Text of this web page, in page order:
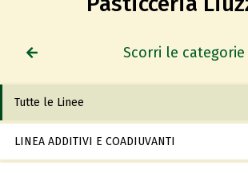
Scorri le categorie
Tutte le Linee
LINEA ADDITIVI E COADIUVANTI